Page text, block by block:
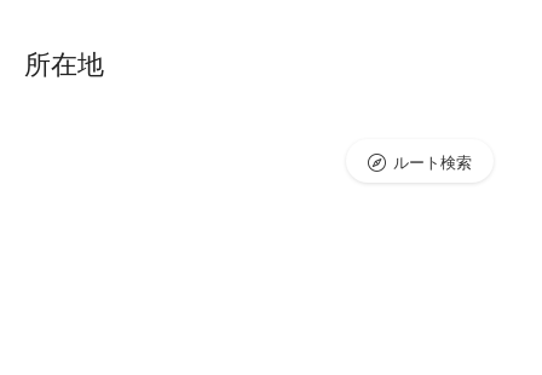
所在地
ルート検索